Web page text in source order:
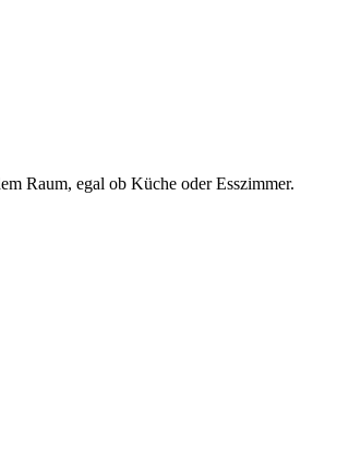
Raum, egal ob Küche oder Esszimmer.